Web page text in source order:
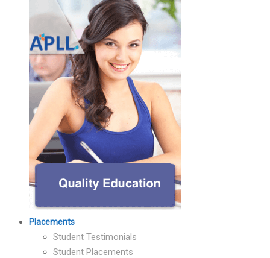
Placements
Student Testimonials
Student Placements